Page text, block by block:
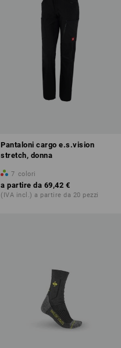
Pantaloni cargo e.s.vision
stretch, donna
7 colori
a partire da 69,42 €
(IVA incl.) a partire da 20 pezzi